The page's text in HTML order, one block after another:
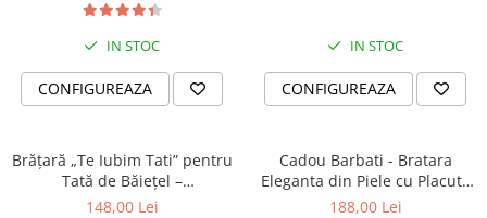
IN STOC
CONFIGUREAZA
IN STOC
CONFIGUREAZA
Brățară „Te Iubim Tati” pentru
Tată de Băiețel –
Personalizată, Din Piele
148,00 Lei
Cadou Barbati - Bratara
Eleganta din Piele cu Placuta
din Argint Personalizabila
188,00 Lei